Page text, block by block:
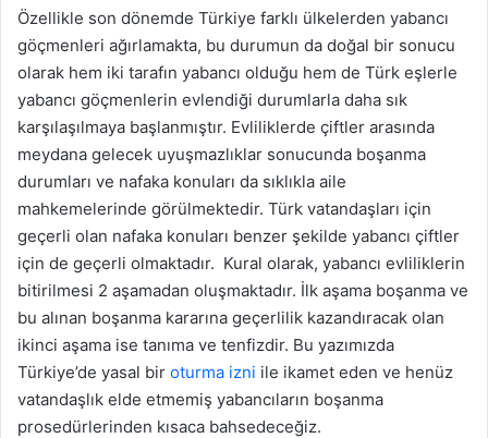
d
e
r
m
e
Özellikle son dönemde Türkiye farklı ülkelerden yabancı
göçmenleri ağırlamakta, bu durumun da doğal bir sonucu
olarak hem iki tarafın yabancı olduğu hem de Türk eşlerle
yabancı göçmenlerin evlendiği durumlarla daha sık
karşılaşılmaya başlanmıştır. Evliliklerde çiftler arasında
meydana gelecek uyuşmazlıklar sonucunda boşanma
durumları ve nafaka konuları da sıklıkla aile
mahkemelerinde görülmektedir. Türk vatandaşları için
geçerli olan nafaka konuları benzer şekilde yabancı çiftler
için de geçerli olmaktadır. Kural olarak, yabancı evliliklerin
bitirilmesi 2 aşamadan oluşmaktadır. İlk aşama boşanma ve
bu alınan boşanma kararına geçerlilik kazandıracak olan
ikinci aşama ise tanıma ve tenfizdir. Bu yazımızda
Türkiye’de yasal bir oturma izni ile ikamet eden ve henüz
vatandaşlık elde etmemiş yabancıların boşanma
prosedürlerinden kısaca bahsedeceğiz.